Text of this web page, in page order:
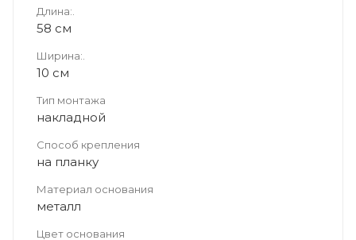
Длина:.
58 см
Ширина:.
10 см
Тип монтажа
накладной
Способ крепления
на планку
Материал основания
металл
Цвет основания